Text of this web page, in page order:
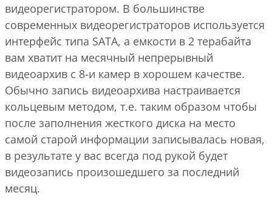
видеорегистратором. В большинстве
современных видеорегистраторов используется
интерфейс типа SATA, а емкости в 2 терабайта
вам хватит на месячный непрерывный
видеоархив с 8-и камер в хорошем качестве.
Обычно запись видеоархива настраивается
кольцевым методом, т.е. таким образом чтобы
после заполнения жесткого диска на место
самой старой информации записывалась новая,
в результате у вас всегда под рукой будет
видеозапись произошедшего за последний
месяц.